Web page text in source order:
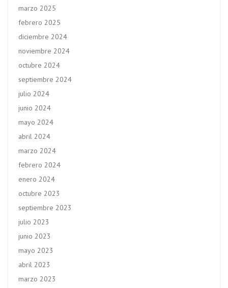
marzo 2025
febrero 2025
diciembre 2024
noviembre 2024
octubre 2024
septiembre 2024
julio 2024
junio 2024
mayo 2024
abril 2024
marzo 2024
febrero 2024
enero 2024
octubre 2023
septiembre 2023
julio 2023
junio 2023
mayo 2023
abril 2023
marzo 2023